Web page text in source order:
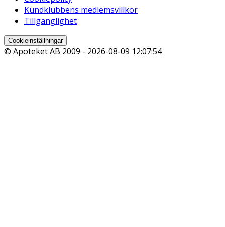
Kundklubbens medlemsvillkor
Tillgänglighet
Cookieinställningar
© Apoteket AB 2009 - 2026-08-09 12:07:54